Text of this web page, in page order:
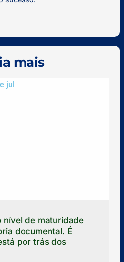
mais
nível de maturidade
documental. É
por trás dos